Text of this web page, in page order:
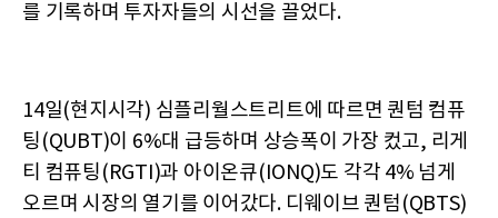
를 기록하며 투자자들의 시선을 끌었다.
14일(현지시각) 심플리월스트리트에 따르면 퀀텀 컴퓨
팅(QUBT)이 6%대 급등하며 상승폭이 가장 컸고, 리게
티 컴퓨팅(RGTI)과 아이온큐(IONQ)도 각각 4% 넘게
오르며 시장의 열기를 이어갔다. 디웨이브 퀀텀(QBTS)